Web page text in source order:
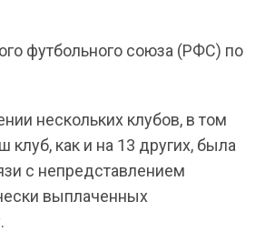
футбольного союза (РФС) по
нескольких клубов, в том
клуб, как и на 13 других, была
с непредставлением
выплаченных